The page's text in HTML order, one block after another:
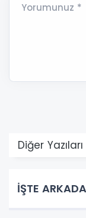
Yorumunuz *
Diğer Yazıları
İŞTE